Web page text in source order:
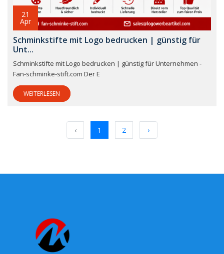
21
Apr
Schminkstifte mit Logo bedrucken | günstig für
Unt...
Schminkstifte mit Logo bedrucken | günstig für Unternehmen -
Fan-schminke-stift.com Der E
WEITERLESEN
‹ 1 2 ›